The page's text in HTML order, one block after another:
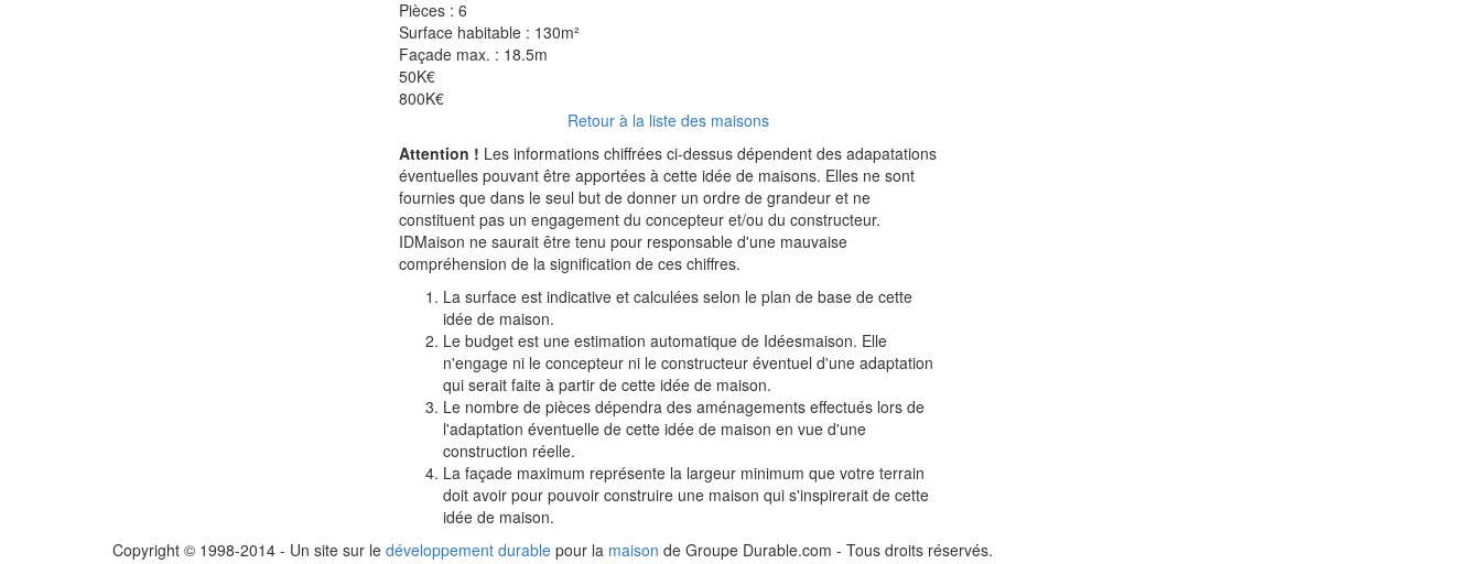
Pièces : 6
Surface habitable : 130m²
Façade max. : 18.5m
50K€
800K€
Retour à la liste des maisons
Attention ! Les informations chiffrées ci-dessus dépendent des adapatations
éventuelles pouvant être apportées à cette idée de maisons. Elles ne sont
fournies que dans le seul but de donner un ordre de grandeur et ne
constituent pas un engagement du concepteur et/ou du constructeur.
IDMaison ne saurait être tenu pour responsable d'une mauvaise
compréhension de la signification de ces chiffres.
La surface est indicative et calculées selon le plan de base de cette
idée de maison.
Le budget est une estimation automatique de Idéesmaison. Elle
n'engage ni le concepteur ni le constructeur éventuel d'une adaptation
qui serait faite à partir de cette idée de maison.
Le nombre de pièces dépendra des aménagements effectués lors de
l'adaptation éventuelle de cette idée de maison en vue d'une
construction réelle.
La façade maximum représente la largeur minimum que votre terrain
doit avoir pour pouvoir construire une maison qui s'inspirerait de cette
idée de maison.
Copyright © 1998-2014 - Un site sur le développement durable pour la maison de Groupe Durable.com - Tous droits réservés.